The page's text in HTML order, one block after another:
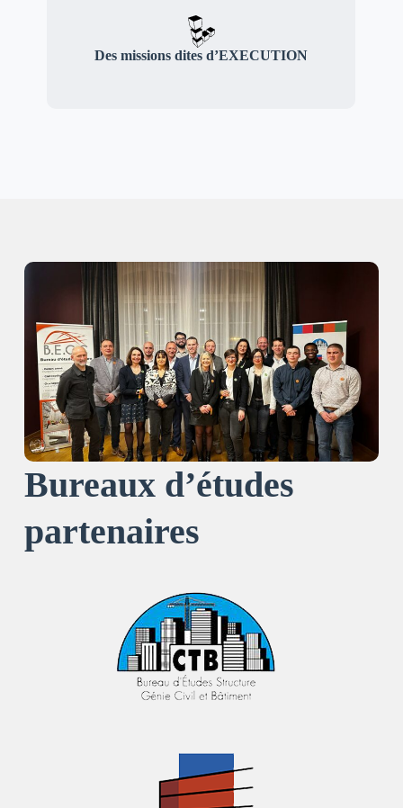
Des missions dites d’EXECUTION
Bureaux d’études
partenaires